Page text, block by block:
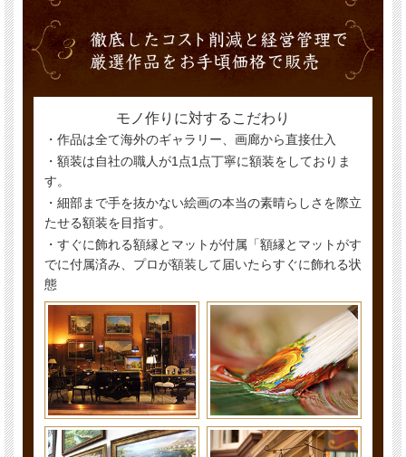
モノ作りに対するこだわり
・作品は全て海外のギャラリー、画廊から直接仕入
・額装は自社の職人が1点1点丁寧に額装をしておりま
す。
・細部まで手を抜かない絵画の本当の素晴らしさを際立
たせる額装を目指す。
・すぐに飾れる額縁とマットが付属「額縁とマットがす
でに付属済み、プロが額装して届いたらすぐに飾れる状
態